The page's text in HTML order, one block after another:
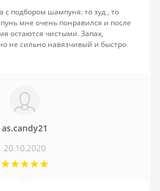
с подбором шампуня: то зуд , то
мне очень понравился и после
остаются чистыми. Запах,
не сильно навязчивый и быстро
as.candy21
20.10.2020